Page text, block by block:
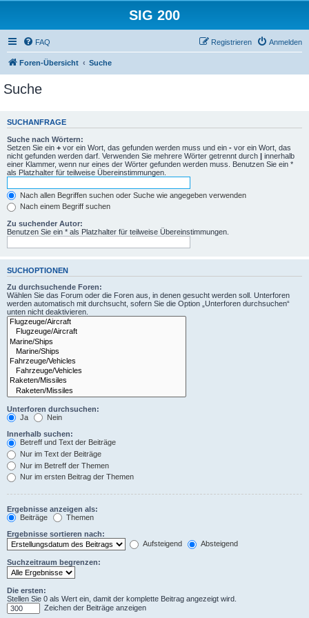
SIG 200
FAQ Anmelden
Registrieren
Foren-Übersicht Suche
Suche
SUCHANFRAGE
Suche nach Wörtern:
Setzen Sie ein + vor ein Wort, das gefunden werden muss und ein - vor ein Wort, das
nicht gefunden werden darf. Verwenden Sie mehrere Wörter getrennt durch | innerhalb
einer Klammer, wenn nur eines der Wörter gefunden werden muss. Benutzen Sie ein *
als Platzhalter für teilweise Übereinstimmungen.
Nach allen Begriffen suchen oder Suche wie angegeben verwenden
Nach einem Begriff suchen
Zu suchender Autor:
Benutzen Sie ein * als Platzhalter für teilweise Übereinstimmungen.
SUCHOPTIONEN
Zu durchsuchende Foren:
Wählen Sie das Forum oder die Foren aus, in denen gesucht werden soll. Unterforen
werden automatisch mit durchsucht, sofern Sie die Option „Unterforen durchsuchen“
unten nicht deaktivieren.
Unterforen durchsuchen:
Ja
Nein
Innerhalb suchen:
Betreff und Text der Beiträge
Nur im Text der Beiträge
Nur im Betreff der Themen
Nur im ersten Beitrag der Themen
Ergebnisse anzeigen als:
Beiträge
Themen
Ergebnisse sortieren nach:
Aufsteigend
Absteigend
Suchzeitraum begrenzen:
Die ersten:
Stellen Sie 0 als Wert ein, damit der komplette Beitrag angezeigt wird.
Zeichen der Beiträge anzeigen